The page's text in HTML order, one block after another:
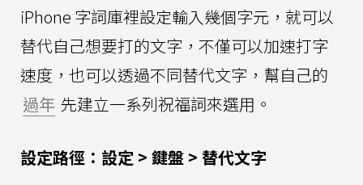
iPhone 字詞庫裡設定輸入幾個字元，就可以
替代自己想要打的文字，不僅可以加速打字
速度，也可以透過不同替代文字，幫自己的
過年 先建立一系列祝福詞來選用。
設定路徑：設定 > 鍵盤 > 替代文字